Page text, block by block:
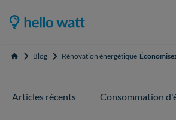
Accueil Blog Rénovation énergétique
Articles récents Consommation